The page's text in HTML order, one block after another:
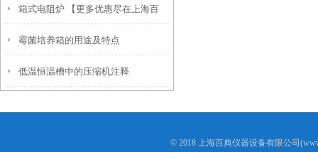
期维护
箱式电阻炉 【更多优惠尽在上海百
典】
霉菌培养箱的用途及特点
低温恒温槽中的压缩机注释
© 2018 上海百典仪器设备有限公司